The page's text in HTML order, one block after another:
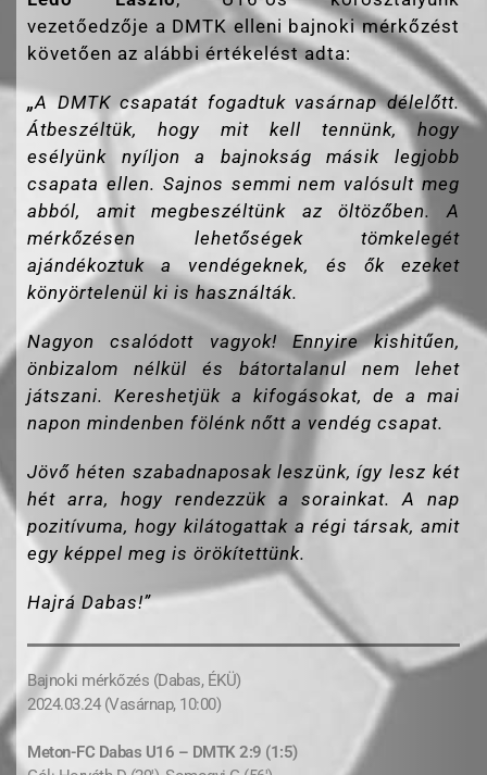
vezetőedzője a DMTK elleni bajnoki mérkőzést
követően az alábbi értékelést adta:
„A DMTK csapatát fogadtuk vasárnap délelőtt.
Átbeszéltük, hogy mit kell tennünk, hogy
esélyünk nyíljon a bajnokság másik legjobb
csapata ellen. Sajnos semmi nem valósult meg
abból, amit megbeszéltünk az öltözőben. A
mérkőzésen lehetőségek tömkelegét
ajándékoztuk a vendégeknek, és ők ezeket
könyörtelenül ki is használták.
Nagyon csalódott vagyok! Ennyire kishitűen,
önbizalom nélkül és bátortalanul nem lehet
játszani. Kereshetjük a kifogásokat, de a mai
napon mindenben fölénk nőtt a vendég csapat.
Jövő héten szabadnaposak leszünk, így lesz két
hét arra, hogy rendezzük a sorainkat. A nap
pozitívuma, hogy kilátogattak a régi társak, amit
egy képpel meg is örökítettünk.
Hajrá Dabas!”
Bajnoki mérkőzés (Dabas, ÉKÜ)
2024.03.24 (Vasárnap, 10:00)
Meton-FC Dabas U16 – DMTK 2:9 (1:5)